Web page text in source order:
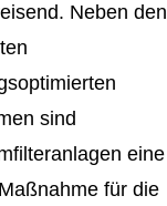
Neben den
sind
eine
für die